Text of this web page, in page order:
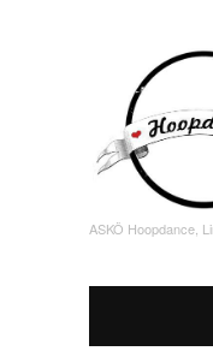
ASKÖ Hoopdance,